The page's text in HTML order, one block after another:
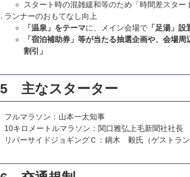
スタート時の混雑緩和等のため「時間差スタ
ランナーのおもてなし向上
「温泉」をテーマに、メイン会場で 「足湯」設
「宿泊補助券」等が当たる抽選企画や、会場
割引」
5 主なスターター
フルマラソン：山本一太知事
10キロメートルマラソン：関口雅弘上毛新聞社社長
リバーサイドジョギングＣ：鏑木 毅氏（ゲストラ